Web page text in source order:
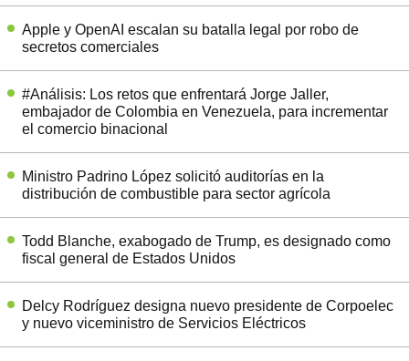
Apple y OpenAI escalan su batalla legal por robo de
secretos comerciales
#Análisis: Los retos que enfrentará Jorge Jaller,
embajador de Colombia en Venezuela, para incrementar
el comercio binacional
Ministro Padrino López solicitó auditorías en la
distribución de combustible para sector agrícola
Todd Blanche, exabogado de Trump, es designado como
fiscal general de Estados Unidos
Delcy Rodríguez designa nuevo presidente de Corpoelec
y nuevo viceministro de Servicios Eléctricos